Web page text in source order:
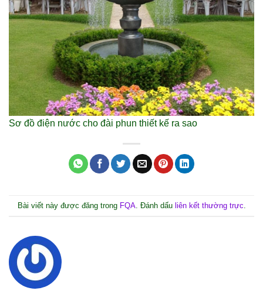
Sơ đồ điện nước cho đài phun thiết kế ra sao
Bài viết này được đăng trong FQA. Đánh dấu liên kết thường trực